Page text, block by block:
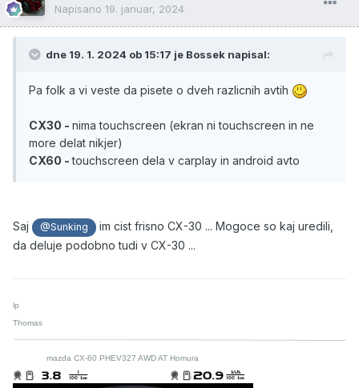
Napisano 19. januar, 2024
dne 19. 1. 2024 ob 15:17 je Bossek napisal:
Pa folk a vi veste da pisete o dveh razlicnih avtih
CX30 - nima touchscreen (ekran ni touchscreen in ne
more delat nikjer)
CX60 -touchscreen dela v carplay in android avto
Saj @Sunking
im cist frisno CX-30 ... Mogoce so kaj uredili,
da deluje podobno tudi v CX-30 ...
lp
Thomas
mazda CX-60 PHEV327 AWD AT Homura